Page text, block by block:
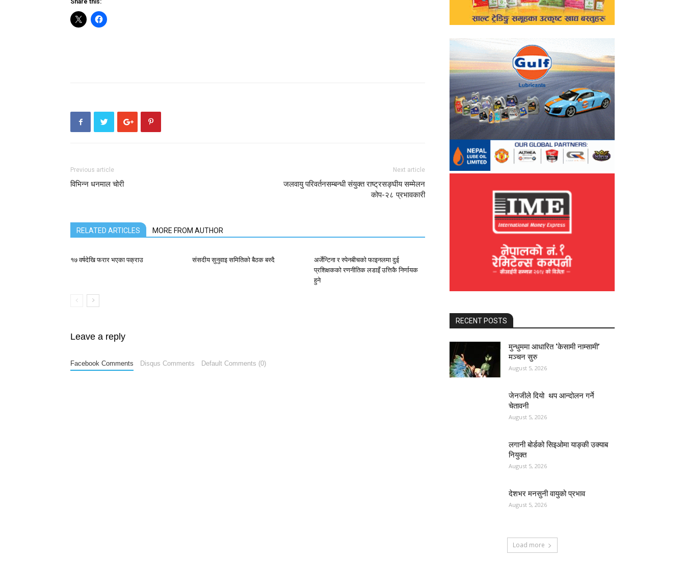
Share this:
Previous article
विभिन्न धनमाल चोरी
Next article
जलवायु परिवर्तनसम्बन्धी संयुक्त राष्ट्रसङ्घीय सम्मेलन
कोप-२८ प्रभावकारी
RELATED ARTICLES MORE FROM AUTHOR
१७ वर्षदेखि फरार भएका पक्राउ संसदीय सुनुवाइ समितिको बैठक बस्दै
अर्जेन्टिना र स्पेनबीचको फाइनलमा दुई
प्रशिक्षकको रणनीतिक लडाइँ उत्तिकै निर्णायक
हुने
Leave a reply
Facebook Comments Disqus Comments Default Comments (0)
RECENT POSTS
मुन्धुममा आधारित ‘केसामी नाम्सामी’
मञ्चन सुरु
August 5, 2026
जेनजीले दियो थप आन्दोलन गर्ने
चेतावनी
August 5, 2026
लगानी बोर्डको सिइओमा याङ्की उक्याब
नियुक्त
August 5, 2026
देशभर मनसुनी वायुको प्रभाव
August 5, 2026
Load more